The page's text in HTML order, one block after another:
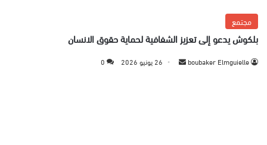
مجتمع
بلكوش يدعو إلى تعزيز الشفافية لحماية حقوق الانسان
boubaker Elmguielle 26 يونيو 2026 0